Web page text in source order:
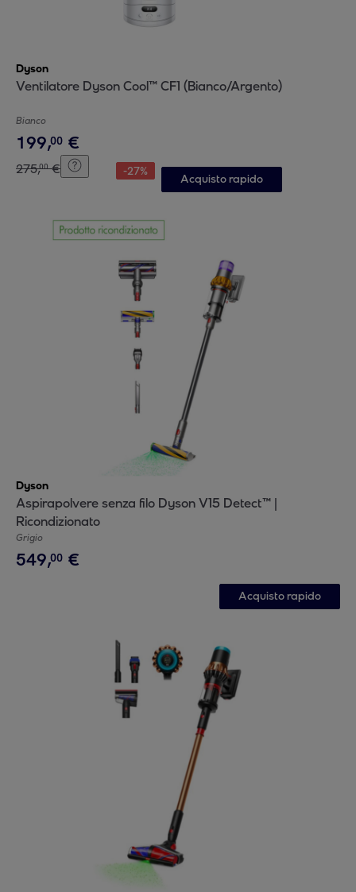
Dyson
Ventilatore Dyson Cool™ CF1 (Bianco/Argento)
Bianco
199,00 €
275,00 € -27%
Acquisto rapido
Dyson
Aspirapolvere senza filo Dyson V15 Detect™ |
Ricondizionato
Grigio
549,00 €
Acquisto rapido